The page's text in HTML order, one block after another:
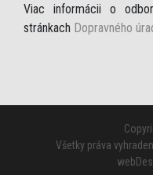
Viac informácii o
stránkach Dopravného
Všetky práva